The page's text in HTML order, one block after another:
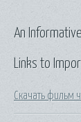
Links to
Скачать фильм
An